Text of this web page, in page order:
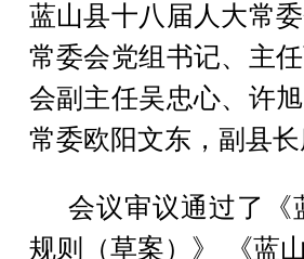
蓝山县十八届人大常
常委会党组书记、主
会副主任吴忠心、许
常委欧阳文东，副县
会议审议通过了《
规则（草案）》 《蓝